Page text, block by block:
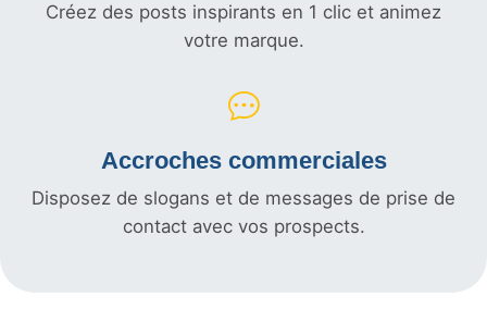
Créez des posts inspirants en 1 clic et animez
votre marque.
Accroches commerciales
Disposez de slogans et de messages de prise de
contact avec vos prospects.